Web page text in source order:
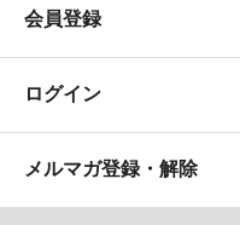
会員登録
ログイン
メルマガ登録・解除